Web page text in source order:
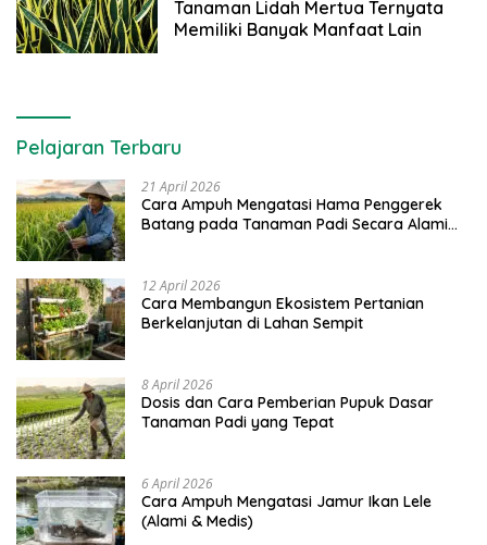
Tanaman Lidah Mertua Ternyata
Memiliki Banyak Manfaat Lain
Pelajaran Terbaru
21 April 2026
Cara Ampuh Mengatasi Hama Penggerek
Batang pada Tanaman Padi Secara Alami
12 April 2026
Cara Membangun Ekosistem Pertanian
Berkelanjutan di Lahan Sempit
8 April 2026
Dosis dan Cara Pemberian Pupuk Dasar
Tanaman Padi yang Tepat
6 April 2026
Cara Ampuh Mengatasi Jamur Ikan Lele
(Alami & Medis)